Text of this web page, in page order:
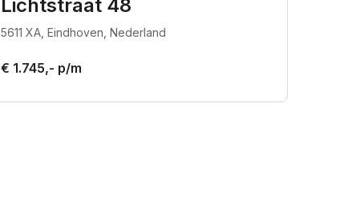
Lichtstraat 48
5611 XA, Eindhoven, Nederland
€ 1.745,- p/m